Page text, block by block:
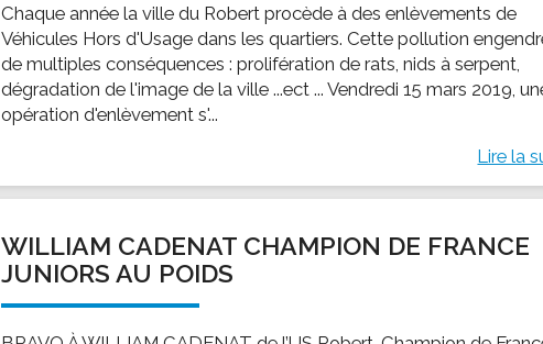
Chaque année la ville du Robert procède à des enlèvements de
Véhicules Hors d'Usage dans les quartiers. Cette pollution
de multiples conséquences : prolifération de rats, nids à serpent,
dégradation de l'image de la ville ...ect ... Vendredi 15 mars 2019,
opération d'enlèvement s'...
Lire la
WILLIAM CADENAT CHAMPION DE FRANCE
JUNIORS AU POIDS